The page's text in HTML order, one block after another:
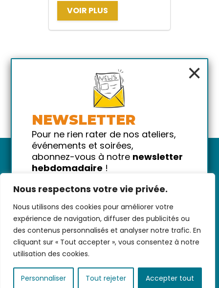
Nous respectons votre vie privée.
Nous utilisons des cookies pour améliorer votre
expérience de navigation, diffuser des publicités ou
des contenus personnalisés et analyser notre trafic. En
cliquant sur « Tout accepter », vous consentez à notre
utilisation des cookies.
Personnaliser Tout rejeter Accepter tout
VOIR PLUS
Nous contacter- CGV/CGU-Données
personnelles-Infos pratiques- FAQ
×
NEWSLETTER
Pour ne rien rater de nos ateliers,
événements et soirées,
abonnez-vous à notre newsletter
hebdomadaire !
!
Votre email